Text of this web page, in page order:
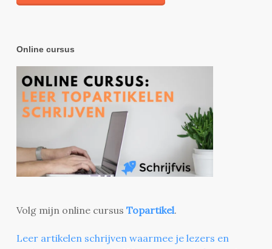
Online cursus
Volg mijn online cursus Topartikel.
Leer artikelen schrijven waarmee je lezers en